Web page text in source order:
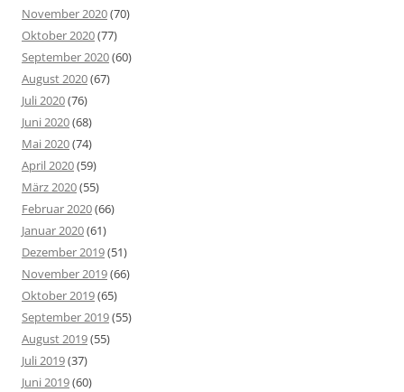
November 2020(70)
Oktober 2020(77)
September 2020(60)
August 2020(67)
Juli 2020(76)
Juni 2020(68)
Mai 2020(74)
April 2020(59)
März 2020(55)
Februar 2020(66)
Januar 2020(61)
Dezember 2019(51)
November 2019(66)
Oktober 2019(65)
September 2019(55)
August 2019(55)
Juli 2019(37)
Juni 2019(60)